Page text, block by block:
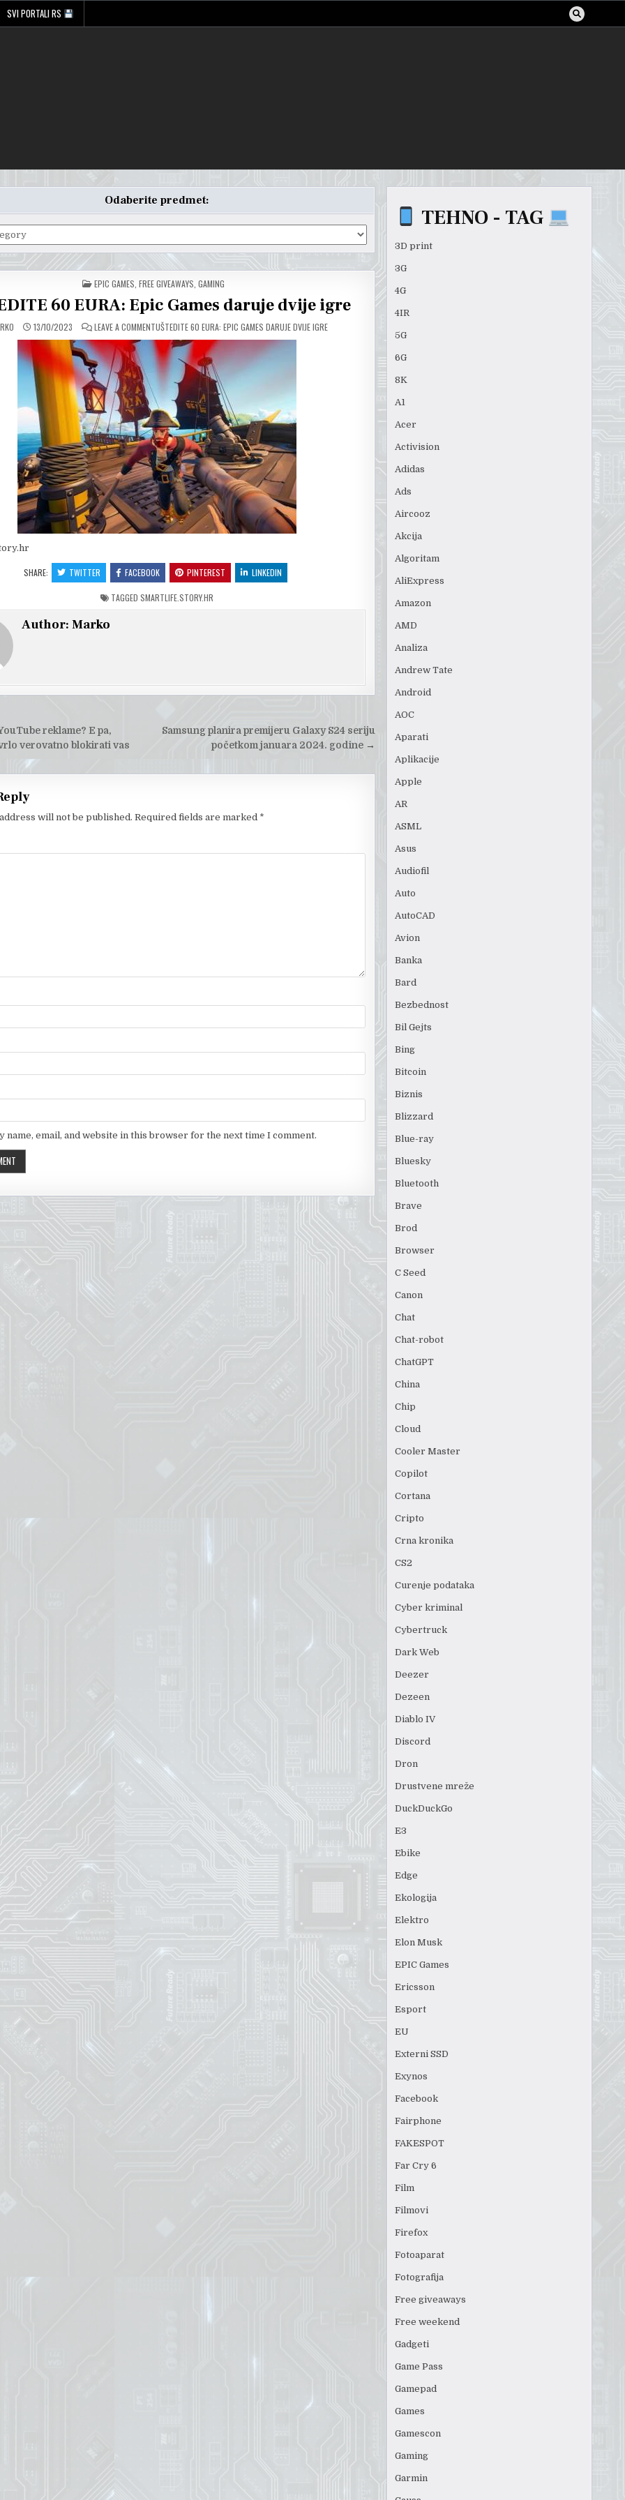
SVI PORTALI RS
Odaberite predmet:
POSTED
IN
EPIC GAMES ,FREE GIVEAWAYS ,GAMING
60 EURA: Epic Games daruje dvije igre
13/10/2023 LEAVE A COMMENTON
UŠTEDITE 60 EURA: EPIC GAMES DARUJE DVIJE IGRE
SHARE: TWITTER FACEBOOK PINTEREST LINKEDIN
TAGGEDSMARTLIFE.STORY.HR
Author: Marko
Samsung planira premijeru Galaxy S24 seriju
početkom januara 2024. godine→
reklame? E pa,
verovatno blokirati vas
will not be published. Required fields are marked *
name, email, and website in this browser for the next time I comment.
TEHNO - TAG
3D print
3G
4G
4IR
5G
6G
8K
A1
Acer
Activision
Adidas
Ads
Aircooz
Akcija
Algoritam
AliExpress
Amazon
AMD
Analiza
Andrew Tate
Android
AOC
Aparati
Aplikacije
Apple
AR
ASML
Asus
Audiofil
Auto
AutoCAD
Avion
Banka
Bard
Bezbednost
Bil Gejts
Bing
Bitcoin
Biznis
Blizzard
Blue-ray
Bluesky
Bluetooth
Brave
Brod
Browser
C Seed
Canon
Chat
Chat-robot
ChatGPT
China
Chip
Cloud
Cooler Master
Copilot
Cortana
Cripto
Crna kronika
CS2
Curenje podataka
Cyber kriminal
Cybertruck
Dark Web
Deezer
Dezeen
Diablo IV
Discord
Dron
Drustvene mreže
DuckDuckGo
E3
Ebike
Edge
Ekologija
Elektro
Elon Musk
EPIC Games
Ericsson
Esport
EU
Externi SSD
Exynos
Facebook
Fairphone
FAKESPOT
Far Cry 6
Film
Filmovi
Firefox
Fotoaparat
Fotografija
Free giveaways
Free weekend
Gadgeti
Game Pass
Gamepad
Games
Gamescon
Gaming
Garmin